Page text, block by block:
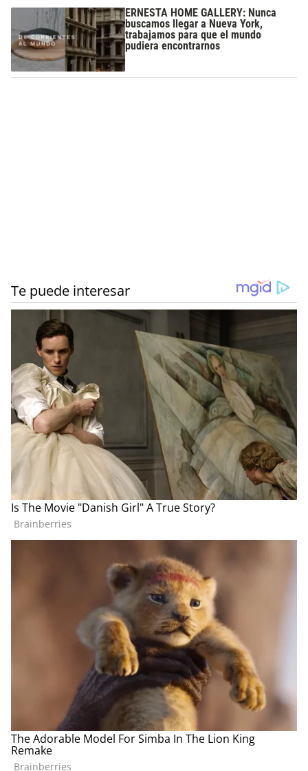
ERNESTA HOME GALLERY: Nunca
buscamos llegar a Nueva York,
trabajamos para que el mundo
pudiera encontrarnos